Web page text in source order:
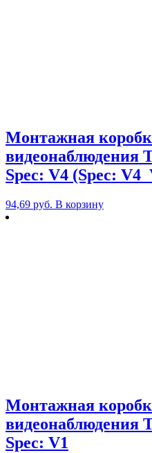
Монтажная
видеонаблюдения
Spec: V4 (Spec:
94,69 руб. В корзину
Монтажная
видеонаблюдения
Spec: V1